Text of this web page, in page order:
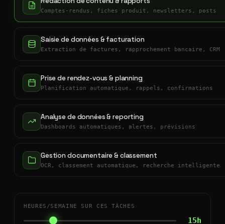
Comptes-rendus, fiches produit, newsletters, posts
Saisie de données & facturation
Extraction de factures, rapprochement bancaire, CRM
Prise de rendez-vous & planning
Planification automatique, rappels, confirmations
Analyse de données & reporting
Dashboards automatiques, alertes, prévisions
Gestion documentaire & classement
OCR, classement automatique, recherche intelligente
HEURES/SEMAINE SUR CES TÂCHES
15h